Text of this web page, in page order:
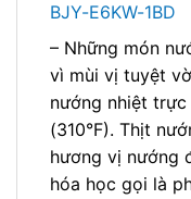
BJY-E6KW-1BD
– Những món
vì mùi vị tuyệt
nướng nhiệt
(310°F). Thịt
hương vị nướng
hóa học gọi là